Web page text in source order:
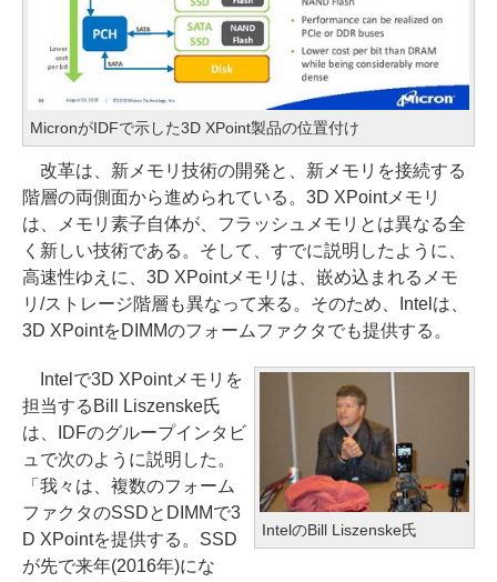
MicronがIDFで示した3D XPoint製品の位置付け
改革は、新メモリ技術の開発と、新メモリを接続する
階層の両側面から進められている。3D XPointメモリ
は、メモリ素子自体が、フラッシュメモリとは異なる全
く新しい技術である。そして、すでに説明したように、
高速性ゆえに、3D XPointメモリは、嵌め込まれるメモ
リ/ストレージ階層も異なって来る。そのため、Intelは、
3D XPointをDIMMのフォームファクタでも提供する。
IntelのBill Liszenske氏
Intelで3D XPointメモリを
担当するBill Liszenske氏
は、IDFのグループインタビ
ュで次のように説明した。
「我々は、複数のフォーム
ファクタのSSDとDIMMで3
D XPointを提供する。SSD
が先で来年(2016年)にな